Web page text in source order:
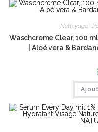
Nettoyage |
Waschcreme Clear, 100
| Aloé vera &